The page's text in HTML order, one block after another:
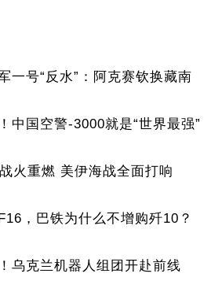
一号“反水”：阿克赛钦换藏南
中国空警-3000就是“世界最强”
火重燃 美伊海战全面打响
，巴铁为什么不增购歼10？
乌克兰机器人组团开赴前线